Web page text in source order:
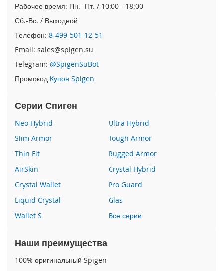
A
i
r
i
P
h
o
n
1
P
h
n
1
6
r
a
Рабочее время: Пн.- Пт. / 10:00 - 18:00
Сб.-Вс. / Выходной
Телефон: 8-499-501-12-51
Email: sales@spigen.su
Telegram: @SpigenSuBot
Промокод Купон Spigen
Серии Спиген
Neo Hybrid
Ultra Hybrid
Slim Armor
Tough Armor
Thin Fit
Rugged Armor
AirSkin
Crystal Hybrid
Crystal Wallet
Pro Guard
Liquid Crystal
Glas
Wallet S
Все серии
Наши преимущества
100% оригинальный Spigen